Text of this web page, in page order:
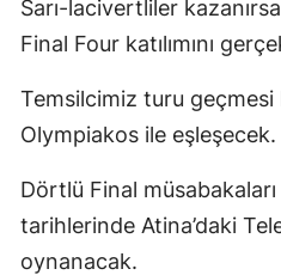
Sarı-lacivertliler
Final Four katılımını
Temsilcimiz turu geçmesi
Olympiakos ile eşleşecek.
Dörtlü Final
tarihlerinde Atina’daki
oynanacak.